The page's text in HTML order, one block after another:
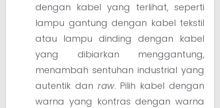
dengan kabel yang terlihat, seperti
lampu gantung dengan kabel tekstil
atau lampu dinding dengan kabel
yang dibiarkan menggantung,
menambah sentuhan industrial yang
autentik dan raw. Pilih kabel dengan
warna yang kontras dengan warna